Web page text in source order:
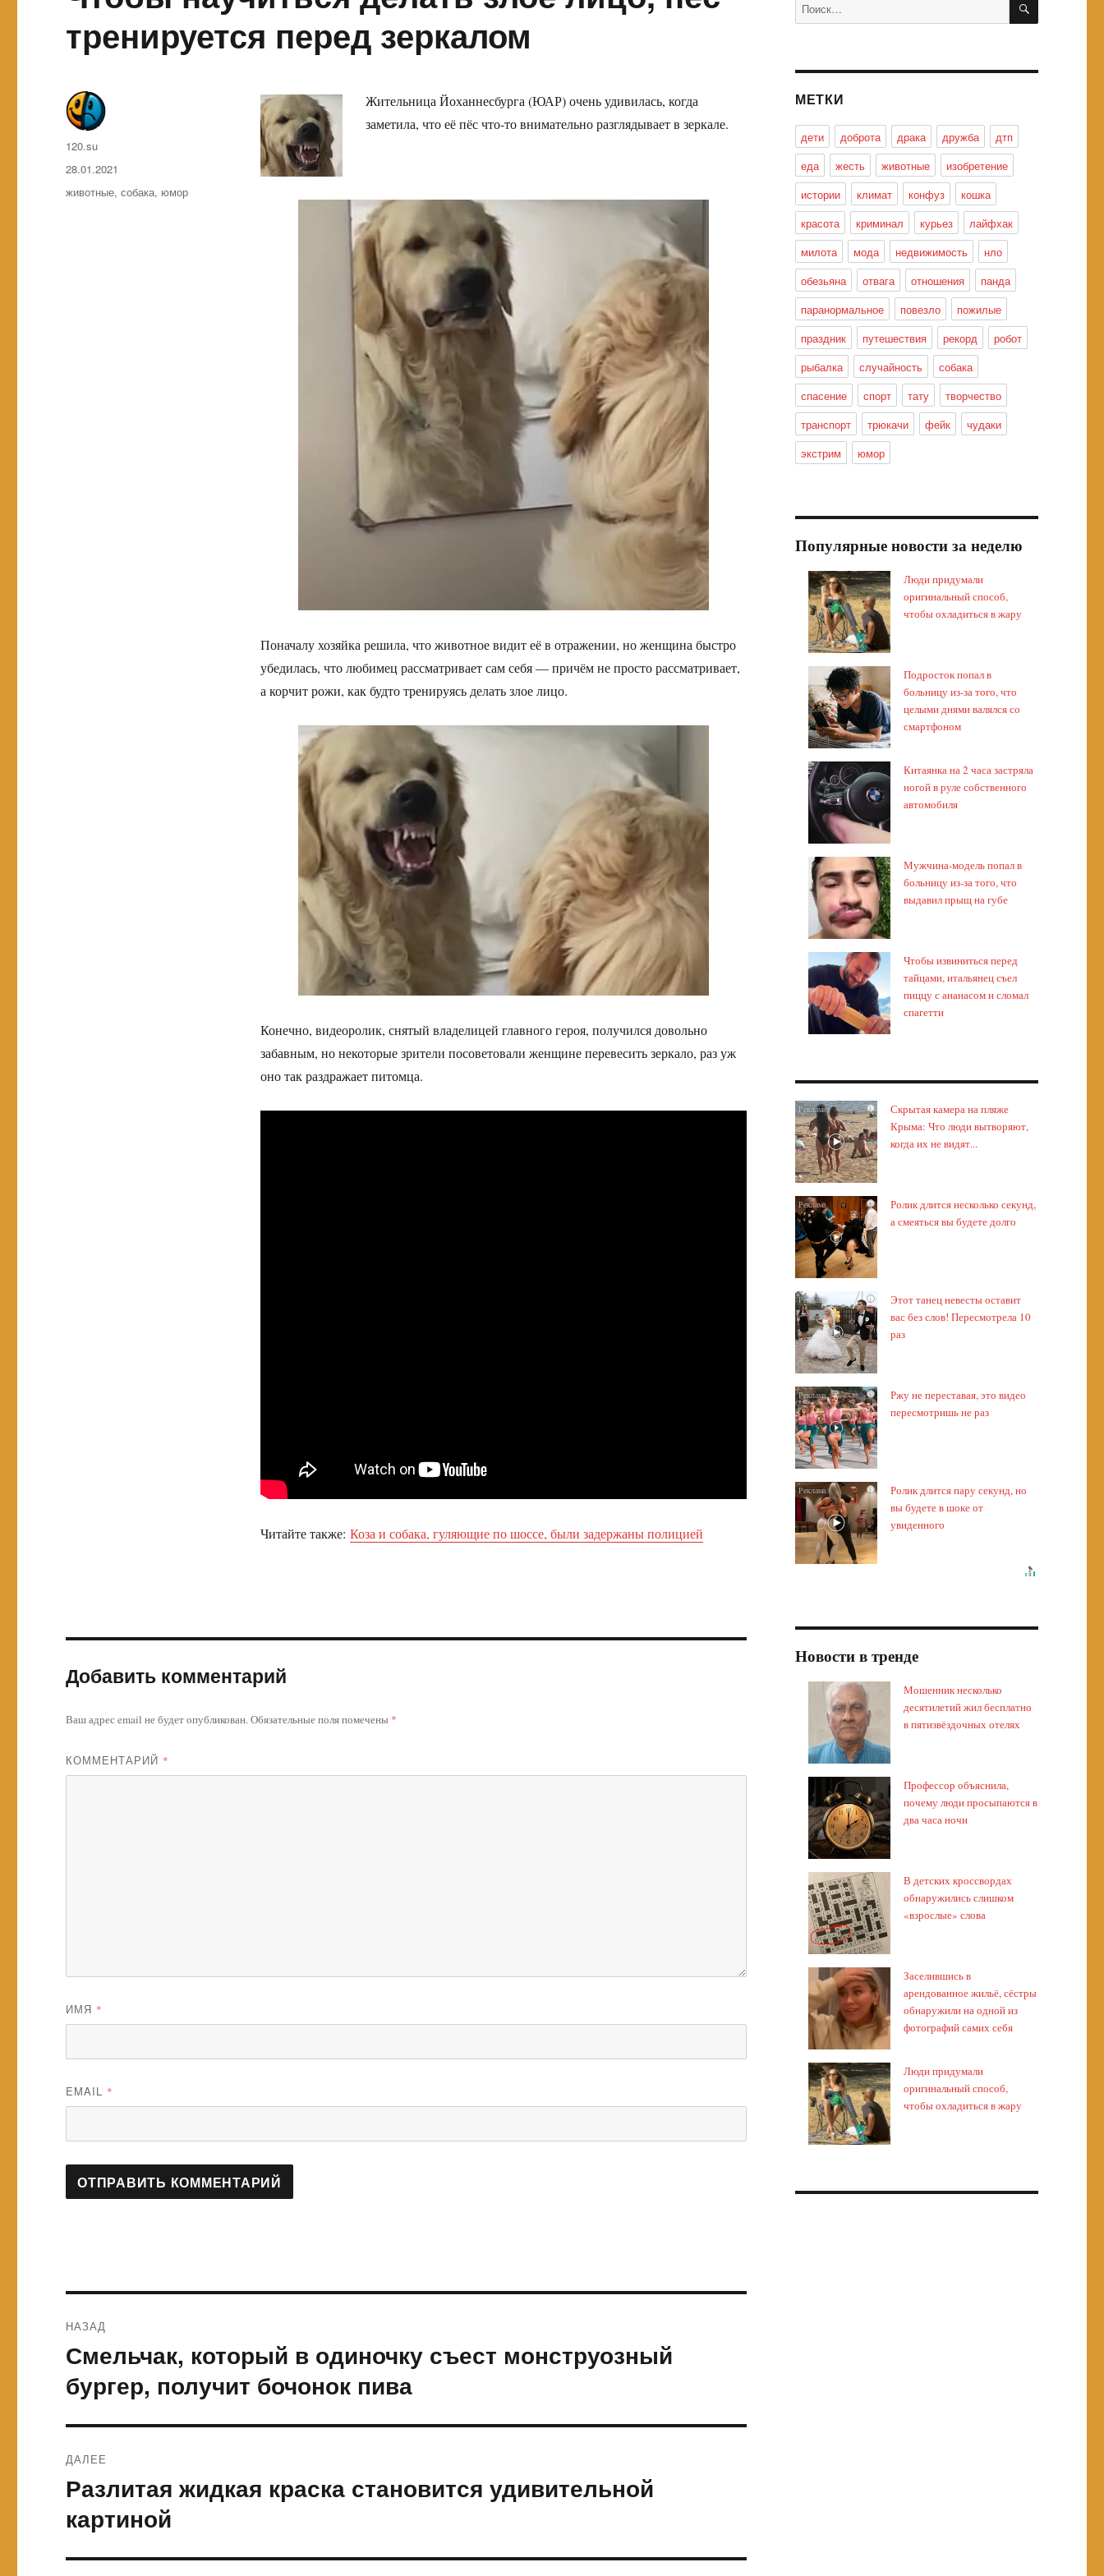
тренируется перед зеркалом
Жительница Йоханнесбурга (ЮАР) очень удивилась, когда
заметила, что её пёс что-то внимательно разглядывает в зеркале.
Поначалу хозяйка решила, что животное видит её в отражении, но женщина быстро
убедилась, что любимец рассматривает сам себя — причём не просто рассматривает,
а корчит рожи, как будто тренируясь делать злое лицо.
Конечно, видеоролик, снятый владелицей главного героя, получился довольно
забавным, но некоторые зрители посоветовали женщине перевесить зеркало, раз уж
оно так раздражает питомца.
Читайте также: Коза и собака, гуляющие по шоссе, были задержаны полицией
Автор
120.su
Опубликовано
28.01.2021
Метки
животные,собака, юмор
Добавить комментарий
Ваш адрес email не будет опубликован.Обязательные поля помечены *
КОММЕНТАРИЙ *
ИМЯ *
EMAIL *
по
записям
НАЗАД
Предыдущая
запись:
Смельчак, который в одиночку съест монструозный
бургер, получит бочонок пива
ДАЛЕЕ
Следующая
Разлитая жидкая краска становится удивительной
картиной
МЕТКИ
дети доброта драка дружба
дтп
еда
жесть животные
изобретение
истории
климат конфуз
кошка
красота
криминал курьез
лайфхак
милота
мода недвижимость
нло
обезьяна
отвага отношения
панда
паранормальное
повезло
пожилые
праздник
путешествия рекорд
робот
рыбалка
случайность
собака
спасение
спорт тату
творчество
транспорт
трюкачи фейк
чудаки
экстрим
юмор
Популярные новости за неделю
Люди придумали
оригинальный способ,
чтобы охладиться в жару
Подросток попал в
больницу из-за того, что
целыми днями валялся со
смартфоном
Китаянка на 2 часа застряла
ногой в руле собственного
автомобиля
Мужчина-модель попал в
больницу из-за того, что
выдавил прыщ на губе
Чтобы извиниться перед
тайцами, итальянец съел
пиццу с ананасом и сломал
спагетти
i
Скрытая камера на пляже
Крыма: Что люди вытворяют,
когда их не видят...
i
Ролик длится несколько секунд,
а смеяться вы будете долго
i
Этот танец невесты оставит
вас без слов! Пересмотрела 10
раз
i
Ржу не переставая, это видео
пересмотришь не раз
i
Ролик длится пару секунд, но
вы будете в шоке от
увиденного
Новости в тренде
Мошенник несколько
десятилетий жил бесплатно
в пятизвёздочных отелях
Профессор объяснила,
почему люди просыпаются в
два часа ночи
В детских кроссвордах
обнаружились слишком
«взрослые» слова
Заселившись в
арендованное жильё, сёстры
обнаружили на одной из
фотографий самих себя
Люди придумали
оригинальный способ,
чтобы охладиться в жару